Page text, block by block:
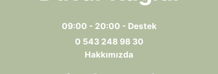
09:00 - 20:00 - Destek
0 543 248 98 30
Hakkımızda